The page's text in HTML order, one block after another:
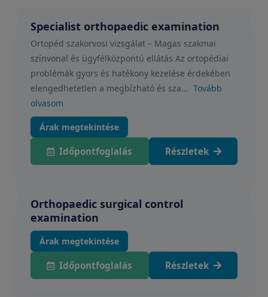
Specialist orthopaedic examination
Ortopéd szakorvosi vizsgálat – Magas szakmai
színvonal és ügyfélközpontú ellátás Az ortopédiai
problémák gyors és hatékony kezelése érdekében
elengedhetetlen a megbízható és sza... Tovább
olvasom
Árak megtekintése
Időpontfoglalás Részletek
Orthopaedic surgical control
examination
Árak megtekintése
Időpontfoglalás Részletek